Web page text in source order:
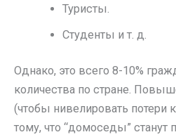
Туристы.
Студенты и т. д.
Однако, это всего 8-10%
количества по стране.
(чтобы нивелировать потери
тому, что “домоседы” станут